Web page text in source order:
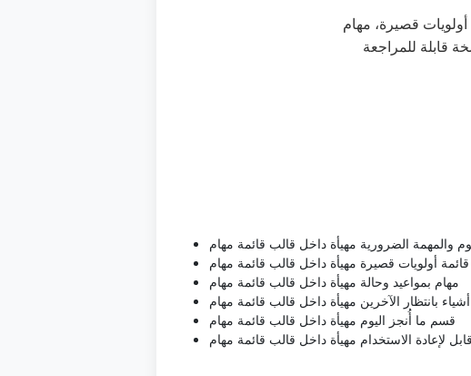
قصيرة، مهام
قابلة للمراجعة
والمهمة الضرورية مهيأة داخل قالب قائمة مهام
قائمة أولويات قصيرة مهيأة داخل قالب قائمة مهام
مهام بمواعيد وحالة مهيأة داخل قالب قائمة مهام
أشياء بانتظار الآخرين مهيأة داخل قالب قائمة مهام
قسم ما أُنجز اليوم مهيأة داخل قالب قائمة مهام
لإعادة الاستخدام مهيأة داخل قالب قائمة مهام